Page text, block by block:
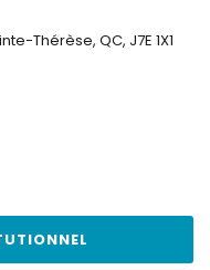
Thérèse, QC, J7E 1X1